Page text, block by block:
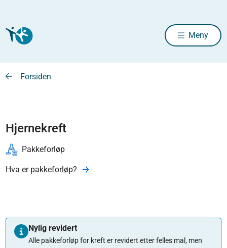
Meny
Forsiden
Hjernekreft
Pakkeforløp
Hva er pakkeforløp?
Nylig revidert
Alle pakkeforløp for kreft er revidert etter felles mal, men